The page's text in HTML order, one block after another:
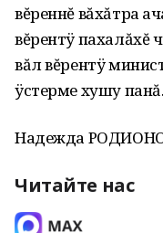
вĕреннĕ вăхăтра
вĕрентÿ пахалăхĕ
вăл вĕрентÿ
ÿстерме хушу панă.
Надежда
Читайте нас